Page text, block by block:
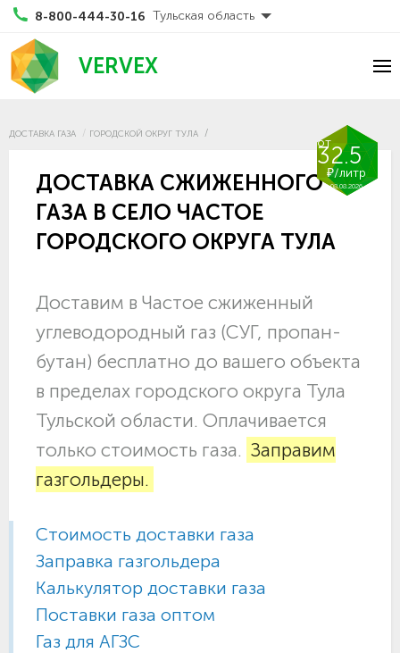
8-800-444-30-16 Тульская область
VERVEX
ДОСТАВКА ГАЗА ГОРОДСКОЙ ОКРУГ ТУЛА
от
32.5
₽/литр
08.08.2026
ДОСТАВКА СЖИЖЕННОГО
ГАЗА В СЕЛО ЧАСТОЕ
ГОРОДСКОГО ОКРУГА ТУЛА
Доставим в Частое сжиженный
углеводородный газ (СУГ, пропан-
бутан) бесплатно до вашего объекта
в пределах городского округа Тула
Тульской области. Оплачивается
только стоимость газа. Заправим
газгольдеры.
Стоимость доставки газа
Заправка газгольдера
Калькулятор доставки газа
Поставки газа оптом
Газ для АГЗС